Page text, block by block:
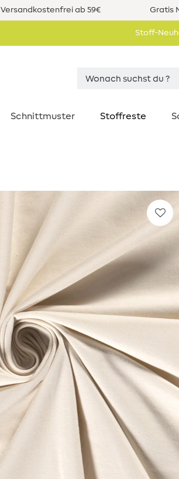
Versandkostenfrei ab 59€ Gratis
Stoff-
Schnittmuster Stoffreste